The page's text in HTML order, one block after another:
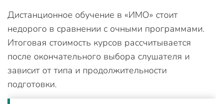
Дистанционное обучение в «ИМО» стоит
недорого в сравнении с очными программами.
Итоговая стоимость курсов рассчитывается
после окончательного выбора слушателя и
зависит от типа и продолжительности
подготовки.